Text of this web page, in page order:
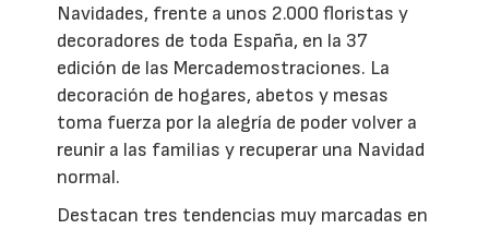
Navidades, frente a unos 2.000 floristas y
decoradores de toda España, en la 37
edición de las Mercademostraciones. La
decoración de hogares, abetos y mesas
toma fuerza por la alegría de poder volver a
reunir a las familias y recuperar una Navidad
normal.
Destacan tres tendencias muy marcadas en